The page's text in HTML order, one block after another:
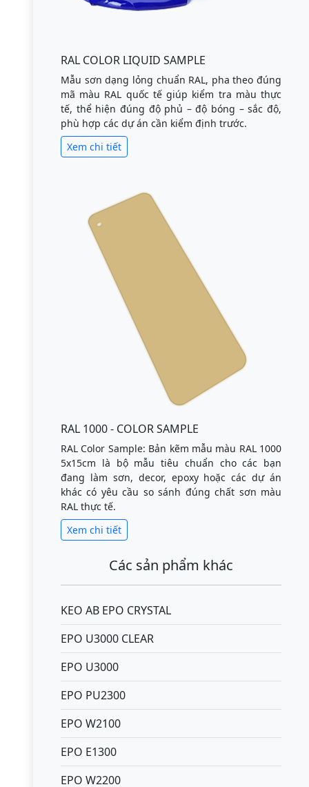
RAL COLOR LIQUID SAMPLE
Mẫu sơn dạng lỏng chuẩn RAL, pha theo đúng
mã màu RAL quốc tế giúp kiểm tra màu thực
tế, thể hiện đúng độ phủ – độ bóng – sắc độ,
phù hợp các dự án cần kiểm định trước.
Xem chi tiết
RAL 1000 - COLOR SAMPLE
RAL Color Sample: Bản kẽm mẫu màu RAL 1000
5x15cm là bộ mẫu tiêu chuẩn cho các bạn
đang làm sơn, decor, epoxy hoặc các dự án
khác có yêu cầu so sánh đúng chất sơn màu
RAL thực tế.
Xem chi tiết
Các sản phẩm khác
KEO AB EPO CRYSTAL
EPO U3000 CLEAR
EPO U3000
EPO PU2300
EPO W2100
EPO E1300
EPO W2200